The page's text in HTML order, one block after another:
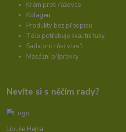
Krém proti růžovce
Kolagen
Produkty bez předpisu
Tělo potřebuje kvalitní tuky
Sada pro růst vlasů
Masážní přípravky
Nevíte si s něčím rady?
Libuše Hejna